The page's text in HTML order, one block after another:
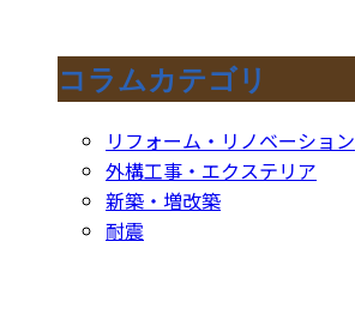
コラムカテゴリ
リフォーム・リノベーション
外構工事・エクステリア
新築・増改築
耐震